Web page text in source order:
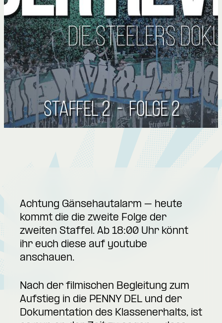
Achtung Gänsehautalarm – heute
kommt die die zweite Folge der
zweiten Staffel. Ab 18:00 Uhr könnt
ihr euch diese auf youtube
anschauen.
Nach der filmischen Begleitung zum
Aufstieg in die PENNY DEL und der
Dokumentation des Klassenerhalts, ist